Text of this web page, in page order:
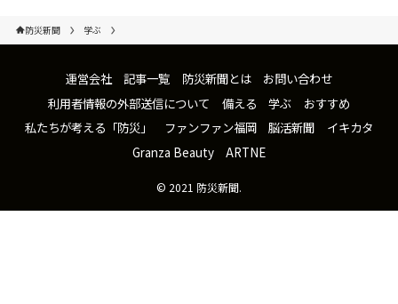
防災新聞 学ぶ
運営会社 記事一覧 防災新聞とは
お問い合わせ
利用者情報の外部送信について
備える 学ぶ
おすすめ
私たちが考える「防災」
ファンファン福岡 脳活新聞
イキカタ
Granza Beauty
ARTNE
© 2021 防災新聞.